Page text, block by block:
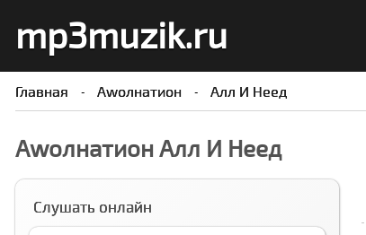
mp3muzik.ru
Главная Аwолнатион Алл И Неед
Аwолнатион Алл И Неед
Слушать онлайн